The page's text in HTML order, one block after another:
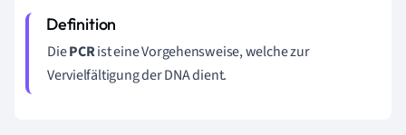
DiePCRist eine Vorgehensweise, welche zur
Vervielfältigung der DNA dient.